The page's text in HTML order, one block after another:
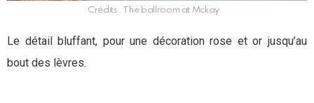
Crédits : The ballroom at Mckay
Le détail bluffant, pour une décoration rose et or jusqu’au
bout des lèvres.